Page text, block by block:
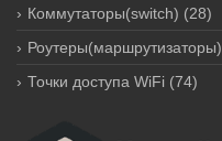
Коммутаторы(switch) (28)
Роутеры(маршрутизаторы)
Точки доступа WiFi (74)